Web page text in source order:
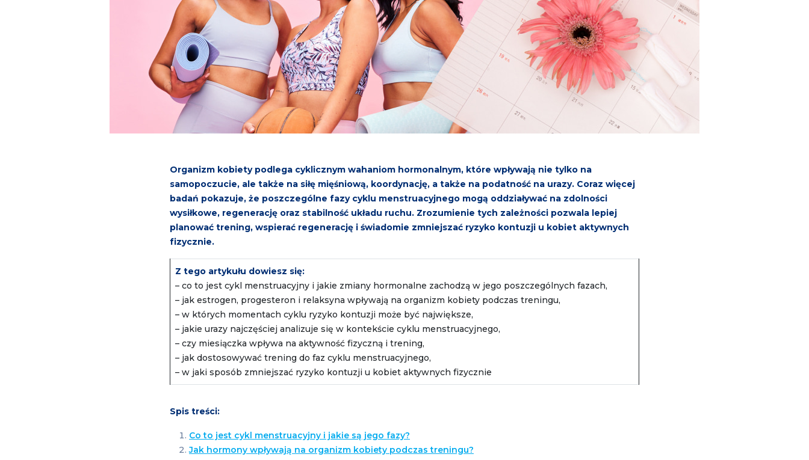
Organizm kobiety podlega cyklicznym wahaniom hormonalnym, które wpływają nie tylko na
samopoczucie, ale także na siłę mięśniową, koordynację, a także na podatność na urazy. Coraz więcej
badań pokazuje, że poszczególne fazy cyklu menstruacyjnego mogą oddziaływać na zdolności
wysiłkowe, regenerację oraz stabilność układu ruchu. Zrozumienie tych zależności pozwala lepiej
planować trening, wspierać regenerację i świadomie zmniejszać ryzyko kontuzji u kobiet aktywnych
fizycznie.
Z tego artykułu dowiesz się:
– co to jest cykl menstruacyjny i jakie zmiany hormonalne zachodzą w jego poszczególnych fazach,
– jak estrogen, progesteron i relaksyna wpływają na organizm kobiety podczas treningu,
– w których momentach cyklu ryzyko kontuzji może być największe,
– jakie urazy najczęściej analizuje się w kontekście cyklu menstruacyjnego,
– czy miesiączka wpływa na aktywność fizyczną i trening,
– jak dostosowywać trening do faz cyklu menstruacyjnego,
– w jaki sposób zmniejszać ryzyko kontuzji u kobiet aktywnych fizycznie
Spis treści:
Co to jest cykl menstruacyjny i jakie są jego fazy?
Jak hormony wpływają na organizm kobiety podczas treningu?